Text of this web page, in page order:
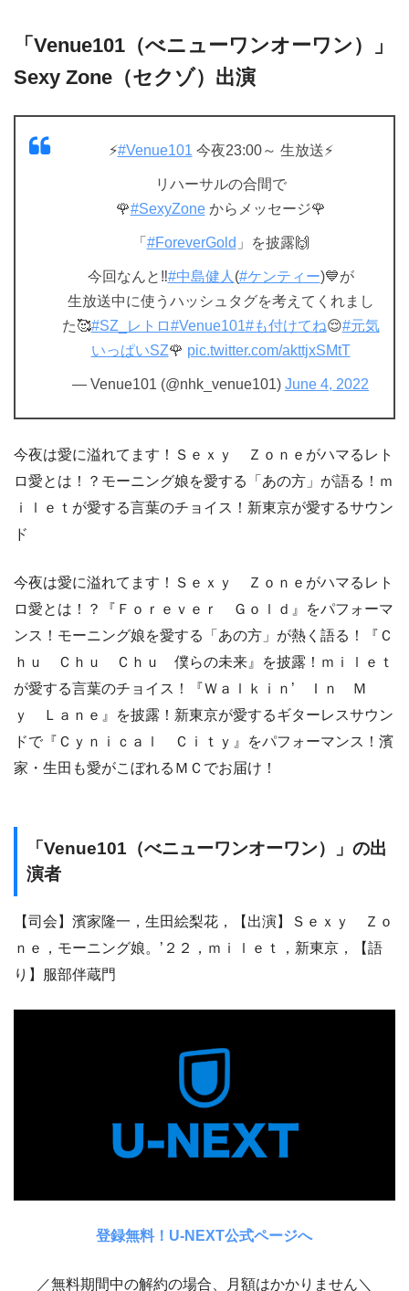
「Venue101（べニューワンオーワン）」
Sexy Zone（セクゾ）出演
⚡#Venue101 今夜23:00～ 生放送⚡
リハーサルの合間で
🌹#SexyZoneからメッセージ🌹
「 #ForeverGold 」を披露🙌
今回なんと‼#中島健人 (#ケンティー)💙が
生放送中に使うハッシュタグを考えてくれまし
た🥰#SZ_レトロ#Venue101#も付けてね😌#元気
いっぱいSZ🌹 pic.twitter.com/akttjxSMtT
— Venue101 (@nhk_venue101) June 4, 2022
今夜は愛に溢れてます！Ｓｅｘｙ Ｚｏｎｅがハマるレト
ロ愛とは！？モーニング娘を愛する「あの方」が語る！ｍ
ｉｌｅｔが愛する言葉のチョイス！新東京が愛するサウン
ド
今夜は愛に溢れてます！Ｓｅｘｙ Ｚｏｎｅがハマるレト
ロ愛とは！？『Ｆｏｒｅｖｅｒ Ｇｏｌｄ』をパフォーマ
ンス！モーニング娘を愛する「あの方」が熱く語る！『Ｃ
ｈｕ Ｃｈｕ Ｃｈｕ 僕らの未来』を披露！ｍｉｌｅｔ
が愛する言葉のチョイス！『Ｗａｌｋｉｎ’ Ｉｎ Ｍ
ｙ Ｌａｎｅ』を披露！新東京が愛するギターレスサウン
ドで『Ｃｙｎｉｃａｌ Ｃｉｔｙ』をパフォーマンス！濱
家・生田も愛がこぼれるＭＣでお届け！
「Venue101（べニューワンオーワン）」の出
演者
【司会】濱家隆一，生田絵梨花，【出演】Ｓｅｘｙ Ｚｏ
ｎｅ，モーニング娘。’２２，ｍｉｌｅｔ，新東京，【語
り】服部伴蔵門
登録無料！U-NEXT公式ページへ
／無料期間中の解約の場合、月額はかかりません＼